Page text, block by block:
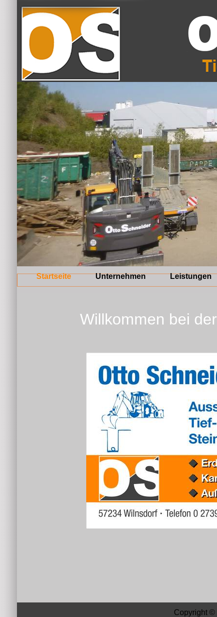
Startseite Unternehmen Leistungen
Willkommen bei der
Copyright ©